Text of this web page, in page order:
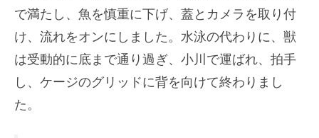
で満たし、魚を慎重に下げ、蓋とカメラを取り付
け、流れをオンにしました。水泳の代わりに、獣
は受動的に底まで通り過ぎ、小川で運ばれ、拍手
し、ケージのグリッドに背を向けて終わりまし
た。